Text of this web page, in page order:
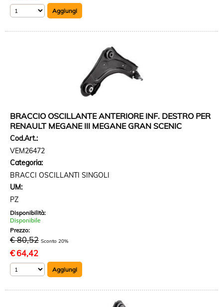
BRACCIO OSCILLANTE ANTERIORE INF. DESTRO PER
RENAULT MEGANE III MEGANE GRAN SCENIC
Cod.Art.:
VEM26472
Categoria:
BRACCI OSCILLANTI SINGOLI
UM:
PZ
Disponibilità:
Disponibile
Prezzo:
€ 80,52 Sconto 20%
€ 64,42